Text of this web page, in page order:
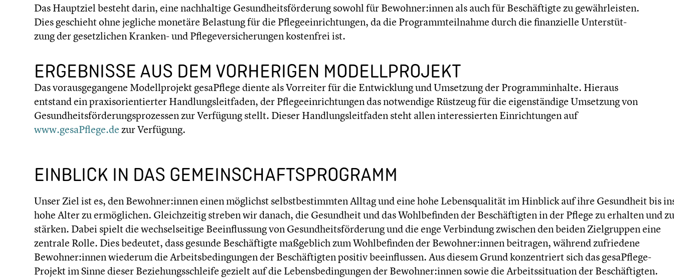
Das Hauptziel besteht darin, eine nachhal­tige Gesundheits­förderung sowohl für Bewohner:innen als auch für Beschäf­tigte zu gewähr­leis­ten.
Dies geschieht ohne jegliche monetäre Belastung für die Pflege­ein­rich­tun­gen, da die Programm­teil­nahme durch die finan­zi­elle Unter­stüt­
zung der gesetz­li­chen Kranken- und Pflege­ver­si­che­run­gen kosten­frei ist.
ERGEB­NISSE AUS DEM VORHE­RI­GEN MODELL­PRO­JEKT
Das voraus­ge­gan­gene Modell­pro­jekt gesaPflege diente als Vorreiter für die Entwick­lung und Umsetzung der Programm­in­halte. Hieraus
entstand ein praxis­ori­en­tier­ter Handlungs­leit­fa­den, der Pflege­ein­rich­tun­gen das notwen­dige Rüstzeug für die eigen­stän­dige Umsetzung von
Gesund­heits­för­de­rungs­pro­zes­sen zur Verfügung stellt. Dieser Handlungs­leit­fa­den steht allen inter­es­sier­ten Einrich­tun­gen auf
www.gesaPflege.dezur Verfügung.
EINBLICK IN DAS GEMEIN­SCHAFTS­PRO­GRAMM
Unser Ziel ist es, den Bewohner:innen einen möglichst selbst­be­stimm­ten Alltag und eine hohe Lebens­qua­li­tät im Hinblick auf ihre Gesund­heit bis
hohe Alter zu ermög­li­chen. Gleich­zei­tig streben wir danach, die Gesund­heit und das Wohlbe­fin­den der Beschäf­tig­ten in der Pflege zu erhalten und zu
stärken. Dabei spielt die wechsel­sei­tige Beein­flus­sung von Gesundheits­förderung und die enge Verbin­dung zwischen den beiden Zielgrup­pen eine
zentrale Rolle. Dies bedeutet, dass gesunde Beschäf­tigte maßgeb­lich zum Wohlbe­fin­den der Bewohner:innen beitragen, während zufrie­dene
Bewohner:innen wiederum die Arbeits­be­din­gun­gen der Beschäf­tig­ten positiv beein­flus­sen. Aus diesem Grund konzen­triert sich das gesaPflege-
Projekt im Sinne dieser Bezie­hungs­schleife gezielt auf die Lebens­be­din­gun­gen der Bewohner:innen sowie die Arbeits­si­tua­tion der Beschäf­tig­ten.